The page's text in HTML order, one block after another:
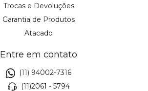
Trocas e Devoluções
Garantia de Produtos
Atacado
Entre em contato
(11) 94002-7316
(11)2061 - 5794